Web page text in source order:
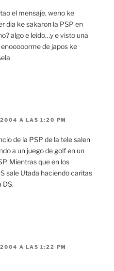
el mensaje, weno ke
dia ke sakaron la PSP en
algo e leido…y e visto una
de japos ke
A LAS 1:20 PM
de la PSP de la tele salen
a un juego de golf en un
Mientras que en los
sale Utada haciendo caritas
DS.
A LAS 1:22 PM